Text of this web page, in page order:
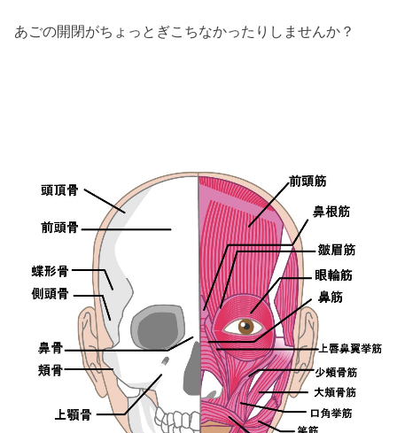
あごの開閉がちょっとぎこちなかったりしませんか？